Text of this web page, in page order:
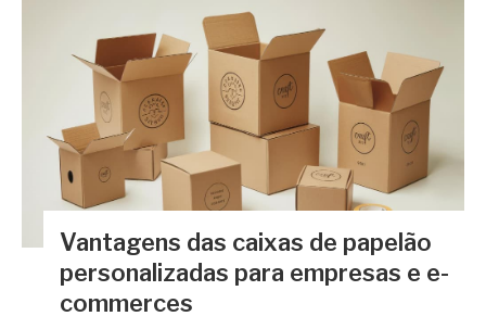
Vantagens das caixas de papelão
personalizadas para empresas e e-
commerces